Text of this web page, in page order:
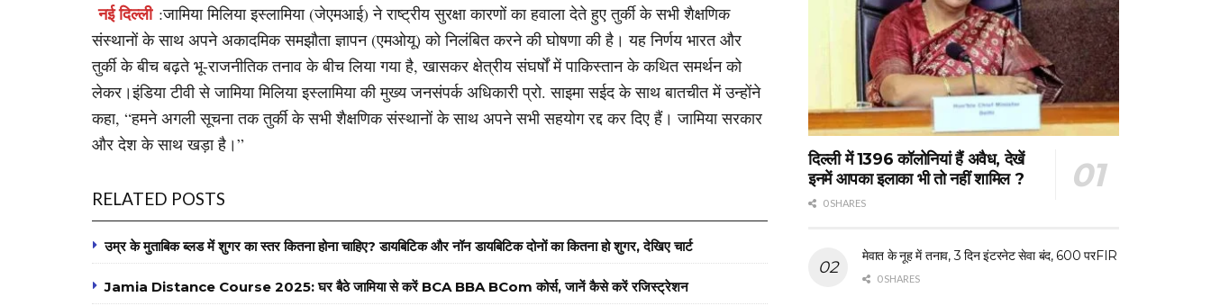
नई दिल्ली :जामिया मिलिया इस्लामिया (जेएमआई) ने राष्ट्रीय सुरक्षा कारणों का हवाला देते हुए तुर्की के सभी शैक्षणिक
संस्थानों के साथ अपने अकादमिक समझौता ज्ञापन (एमओयू) को निलंबित करने की घोषणा की है। यह निर्णय भारत और
तुर्की के बीच बढ़ते भू-राजनीतिक तनाव के बीच लिया गया है, खासकर क्षेत्रीय संघर्षों में पाकिस्तान के कथित समर्थन को
लेकर।इंडिया टीवी से जामिया मिलिया इस्लामिया की मुख्य जनसंपर्क अधिकारी प्रो. साइमा सईद के साथ बातचीत में उन्होंने
कहा, “हमने अगली सूचना तक तुर्की के सभी शैक्षणिक संस्थानों के साथ अपने सभी सहयोग रद्द कर दिए हैं। जामिया सरकार
और देश के साथ खड़ा है।”
RELATED POSTS
उम्र के मुताबिक ब्लड में शुगर का स्तर कितना होना चाहिए? डायबिटिक और नॉन डायबिटिक दोनों का कितना हो शुगर, देखिए चार्ट
Jamia Distance Course 2025: घर बैठे जामिया से करें BCA BBA BCom कोर्स, जानें कैसे करें रजिस्ट्रेशन
दिल्ली में 1396 कॉलोनियां हैं अवैध, देखें
इनमें आपका इलाका भी तो नहीं शामिल ?
0 SHARES
मेवात के नूह में तनाव, 3 दिन इंटरनेट सेवा बंद, 600 परFIR
0 SHARES